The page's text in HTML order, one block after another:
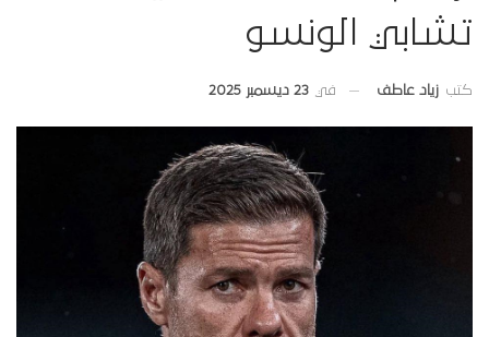
تشابي الونسو
كتب زياد عاطف في 23 ديسمبر 2025